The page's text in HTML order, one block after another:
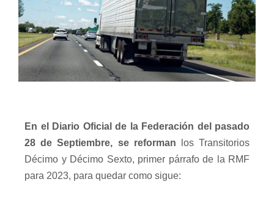
En el Diario Oficial de la Federación del pasado
28 de Septiembre, se reforman
los Transitorios
Décimo y Décimo Sexto, primer párrafo de la RMF
para 2023, para quedar como sigue: